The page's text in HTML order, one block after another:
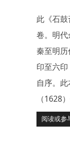
此《石
卷。明
秦至明
印至六
自序。
（1628
阅读或参